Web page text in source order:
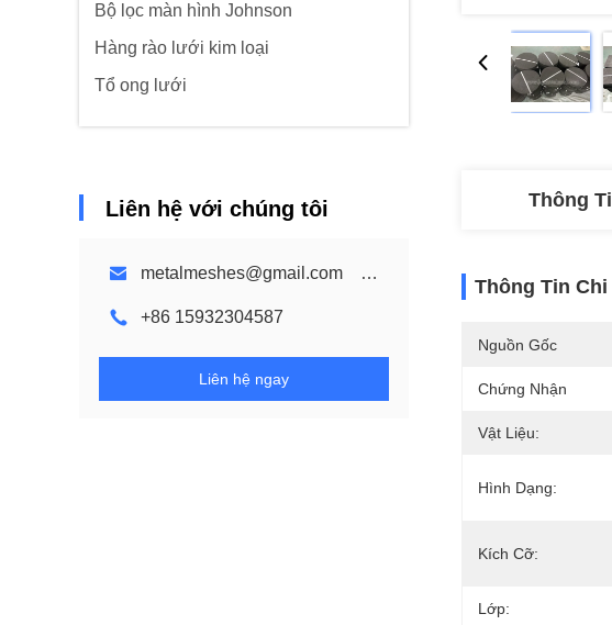
Bộ lọc màn hình Johnson
Hàng rào lưới kim loại
Tổ ong lưới
Liên hệ với chúng tôi
metalmeshes@gmail.com karen@bmmetalmesh.com
+86 15932304587
Liên hệ ngay
Thông
Thông Tin Chi
Nguồn Gốc
Chứng Nhận
Vật Liệu:
Hình Dạng:
Kích Cỡ:
Lớp: